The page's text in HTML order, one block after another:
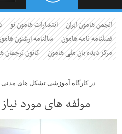
انجمن هامون ایران انتشارات هامون نو
فصلنامه نامه هامون
سالنامه ارغنون
مرکز دیده بان ملی هامون
کانون ترجمان
در کارگاه آموزشی تشکل های
مولفه های مورد